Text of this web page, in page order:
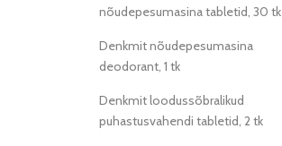
nõudepesumasina tabletid, 30 tk
Denkmit nõudepesumasina
deodorant, 1 tk
Denkmit loodussõbralikud
puhastusvahendi tabletid, 2 tk